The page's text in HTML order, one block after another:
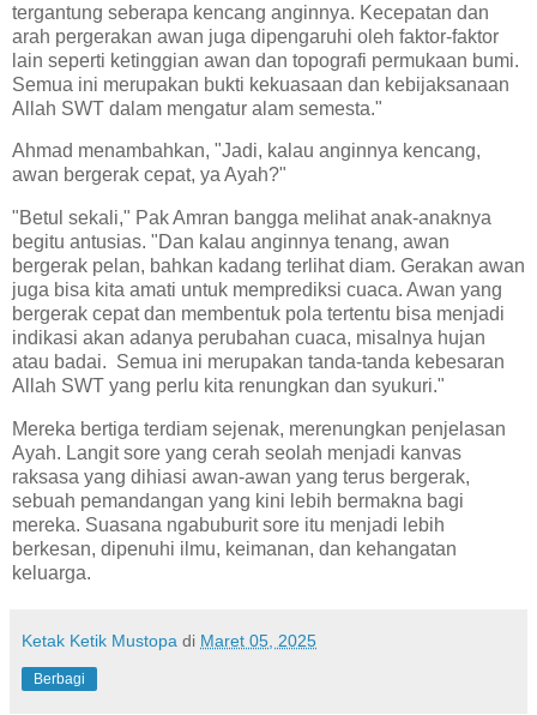
tergantung seberapa kencang anginnya. Kecepatan dan
arah pergerakan awan juga dipengaruhi oleh faktor-faktor
lain seperti ketinggian awan dan topografi permukaan bumi.
Semua ini merupakan bukti kekuasaan dan kebijaksanaan
Allah SWT dalam mengatur alam semesta."
Ahmad menambahkan, "Jadi, kalau anginnya kencang,
awan bergerak cepat, ya Ayah?"
"Betul sekali," Pak Amran bangga melihat anak-anaknya
begitu antusias. "Dan kalau anginnya tenang, awan
bergerak pelan, bahkan kadang terlihat diam. Gerakan awan
juga bisa kita amati untuk memprediksi cuaca. Awan yang
bergerak cepat dan membentuk pola tertentu bisa menjadi
indikasi akan adanya perubahan cuaca, misalnya hujan
atau badai. Semua ini merupakan tanda-tanda kebesaran
Allah SWT yang perlu kita renungkan dan syukuri."
Mereka bertiga terdiam sejenak, merenungkan penjelasan
Ayah. Langit sore yang cerah seolah menjadi kanvas
raksasa yang dihiasi awan-awan yang terus bergerak,
sebuah pemandangan yang kini lebih bermakna bagi
mereka. Suasana ngabuburit sore itu menjadi lebih
berkesan, dipenuhi ilmu, keimanan, dan kehangatan
keluarga.
Ketak Ketik Mustopa di Maret 05, 2025
Berbagi